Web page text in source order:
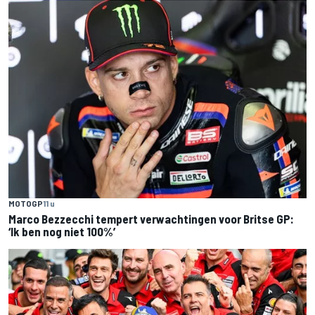
MOTOGP11 u
Marco Bezzecchi tempert verwachtingen voor Britse GP:
‘Ik ben nog niet 100%’